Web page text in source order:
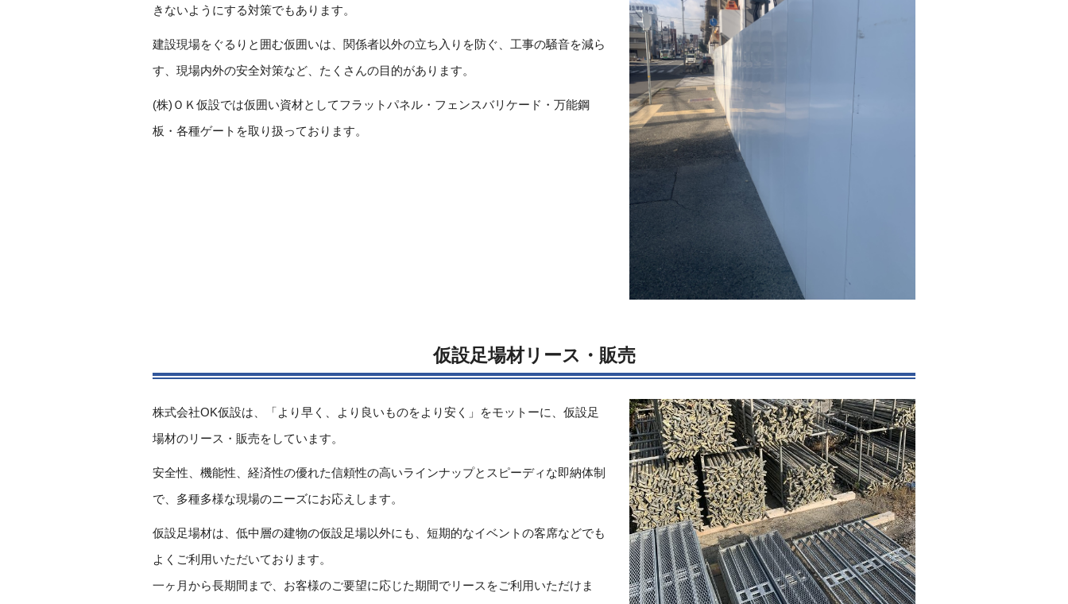
きないようにする対策でもあります。
建設現場をぐるりと囲む仮囲いは、関係者以外の立ち入りを防ぐ、工事の騒音を減ら
す、現場内外の安全対策など、たくさんの目的があります。
(株)ＯＫ仮設では仮囲い資材としてフラットパネル・フェンスバリケード・万能鋼
板・各種ゲートを取り扱っております。
仮設足場材リース・販売
株式会社OK仮設は、「より早く、より良いものをより安く」をモットーに、仮設足
場材のリース・販売をしています。
安全性、機能性、経済性の優れた信頼性の高いラインナップとスピーディな即納体制
で、多種多様な現場のニーズにお応えします。
仮設足場材は、低中層の建物の仮設足場以外にも、短期的なイベントの客席などでも
よくご利用いただいております。
一ヶ月から長期間まで、お客様のご要望に応じた期間でリースをご利用いただけま